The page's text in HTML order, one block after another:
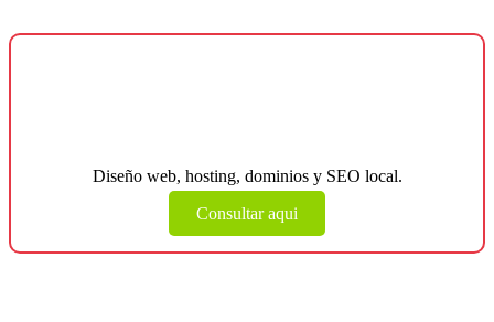
Diseño web, hosting, dominios y SEO local.
Consultar aqui